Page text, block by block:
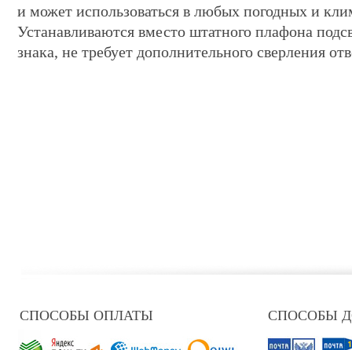
и может использоваться в любых погодных и
Устанавливаются вместо штатного плафона
знака, не требует дополнительного сверления
СПОСОБЫ ОПЛАТЫ СПОСОБЫ